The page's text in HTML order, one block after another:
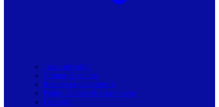
Toate articolele
Viziune de primar
Resurse pentru primarii
Politici Urbane & Guvernanta
Dialoguri